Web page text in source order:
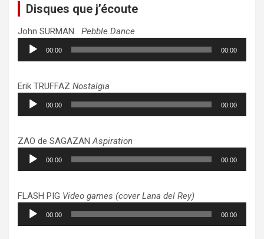
Disques que j’écoute
John SURMAN Pebble Dance
Lecteur
audio
00:00 00:00
Erik TRUFFAZ Nostalgia
Lecteur
audio
00:00 00:00
ZAO de SAGAZANAspiration
Lecteur
audio
00:00 00:00
FLASH PIG Video games (cover Lana del Rey)
Lecteur
audio
00:00 00:00